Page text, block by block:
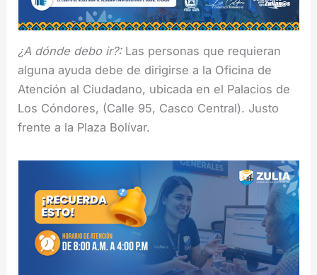
¿A dónde debo ir?:Las personas que requieran
alguna ayuda debe de dirigirse a la Oficina de
Atención al Ciudadano, ubicada en el Palacios de
Los Cóndores, (Calle 95, Casco Central). Justo
frente a la Plaza Bolívar.